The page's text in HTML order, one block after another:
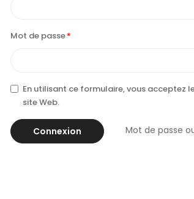
Mot de passe
En utilisant ce formulaire, vous acceptez
site Web.
Connexion Mot de passe